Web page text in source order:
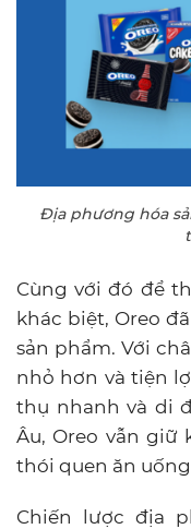
Địa phương hóa
Cùng với đó để
khác biệt, Oreo
sản phẩm. Với
nhỏ hơn và tiện
thụ nhanh và di
Âu, Oreo vẫn giữ
thói quen ăn
Chiến lược địa